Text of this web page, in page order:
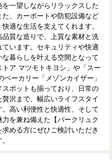
一望しながらリラックスした
、カーポートや防犯設備など
適な生活を支えてくれます。
質な造りで、上質な素材と洗
います。セキュリティや快適
暮らしを叶える空間となって
ア マツモトキヨシ」や「スー
ーカリー「メゾンカイザー」
ポットも揃っており、日常の
沢まで、幅広いライフスタイ
高い利便性と快適性、そして
を兼ね備えた【パークリュク
める方にぜひご検討いただき